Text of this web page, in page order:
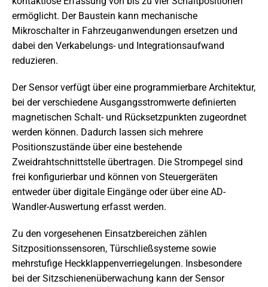
ermöglicht. Der Baustein kann mechanische
Mikroschalter in Fahrzeuganwendungen ersetzen und
dabei den Verkabelungs- und Integrationsaufwand
reduzieren.
Der Sensor verfügt über eine programmierbare Architektur,
bei der verschiedene Ausgangsstromwerte definierten
magnetischen Schalt- und Rücksetzpunkten zugeordnet
werden können. Dadurch lassen sich mehrere
Positionszustände über eine bestehende
Zweidrahtschnittstelle übertragen. Die Strompegel sind
frei konfigurierbar und können von Steuergeräten
entweder über digitale Eingänge oder über eine AD-
Wandler-Auswertung erfasst werden.
Zu den vorgesehenen Einsatzbereichen zählen
Sitzpositionssensoren, Türschließsysteme sowie
mehrstufige Heckklappenverriegelungen. Insbesondere
bei der Sitzschienenüberwachung kann der Sensor